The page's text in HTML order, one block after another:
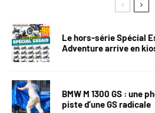
Le hors-série Spécial
Adventure arrive en
BMW M 1300 GS : une
piste d’une GS radicale